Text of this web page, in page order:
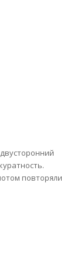
повторяли